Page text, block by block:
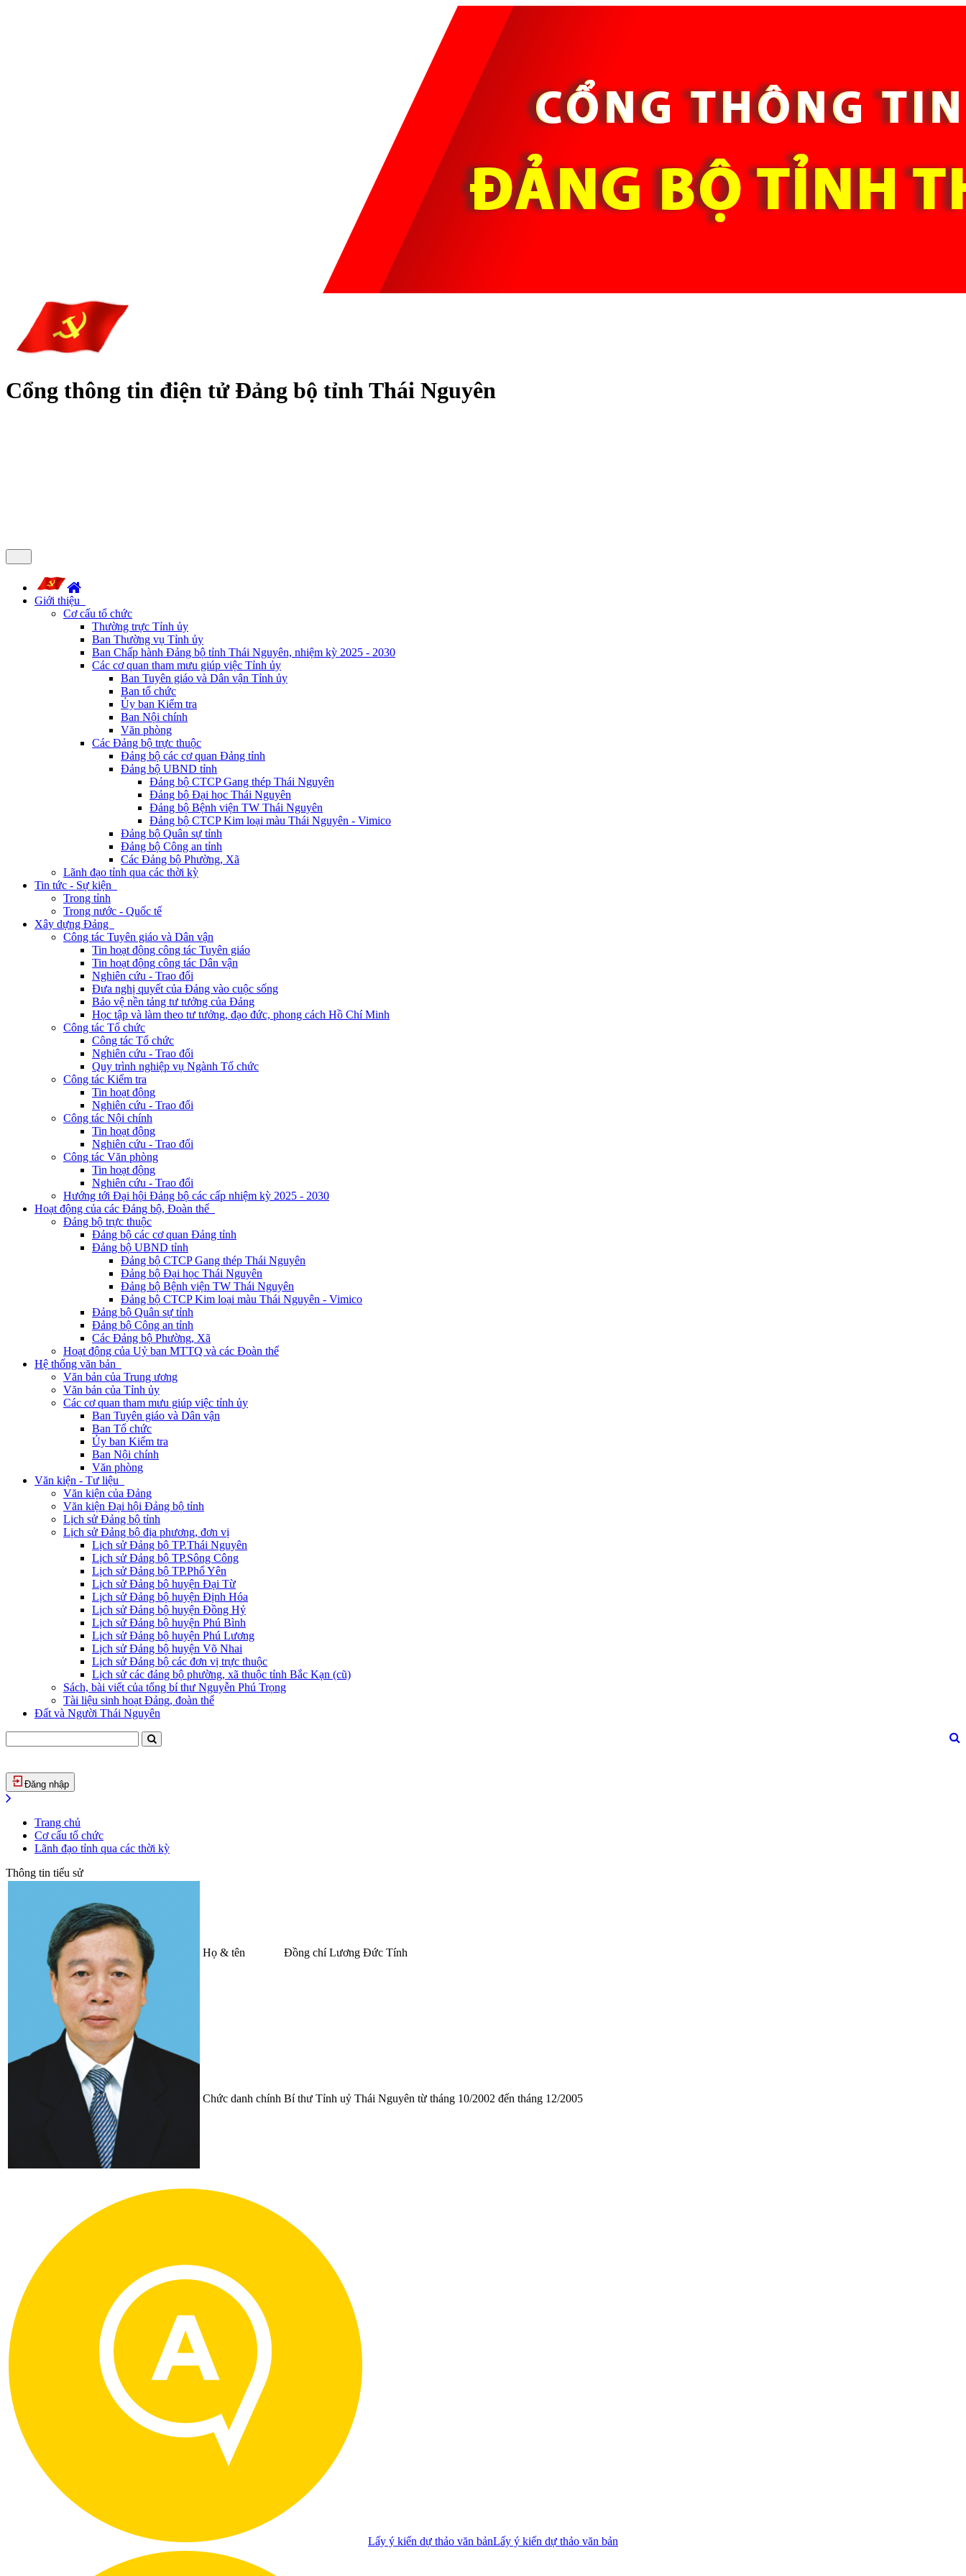
Cổng thông tin điện tử Đảng bộ tỉnh Thái Nguyên
Giới thiệu
Cơ cấu tổ chức
Thường trực Tỉnh ủy
Ban Thường vụ Tỉnh ủy
Ban Chấp hành Đảng bộ tỉnh Thái Nguyên, nhiệm kỳ 2025 - 2030
Các cơ quan tham mưu giúp việc Tỉnh ủy
Ban Tuyên giáo và Dân vận Tỉnh ủy
Ban tổ chức
Ủy ban Kiểm tra
Ban Nội chính
Văn phòng
Các Đảng bộ trực thuộc
Đảng bộ các cơ quan Đảng tỉnh
Đảng bộ UBND tỉnh
Đảng bộ CTCP Gang thép Thái Nguyên
Đảng bộ Đại học Thái Nguyên
Đảng bộ Bệnh viện TW Thái Nguyên
Đảng bộ CTCP Kim loại màu Thái Nguyên - Vimico
Đảng bộ Quân sự tỉnh
Đảng bộ Công an tỉnh
Các Đảng bộ Phường, Xã
Lãnh đạo tỉnh qua các thời kỳ
Tin tức - Sự kiện
Trong tỉnh
Trong nước - Quốc tế
Xây dựng Đảng
Công tác Tuyên giáo và Dân vận
Tin hoạt động công tác Tuyên giáo
Tin hoạt động công tác Dân vận
Nghiên cứu - Trao đổi
Đưa nghị quyết của Đảng vào cuộc sống
Bảo vệ nền tảng tư tưởng của Đảng
Học tập và làm theo tư tưởng, đạo đức, phong cách Hồ Chí Minh
Công tác Tổ chức
Công tác Tổ chức
Nghiên cứu - Trao đổi
Quy trình nghiệp vụ Ngành Tổ chức
Công tác Kiểm tra
Tin hoạt động
Nghiên cứu - Trao đổi
Công tác Nội chính
Tin hoạt động
Nghiên cứu - Trao đổi
Công tác Văn phòng
Tin hoạt động
Nghiên cứu - Trao đổi
Hướng tới Đại hội Đảng bộ các cấp nhiệm kỳ 2025 - 2030
Hoạt động của các Đảng bộ, Đoàn thể
Đảng bộ trực thuộc
Đảng bộ các cơ quan Đảng tỉnh
Đảng bộ UBND tỉnh
Đảng bộ CTCP Gang thép Thái Nguyên
Đảng bộ Đại học Thái Nguyên
Đảng bộ Bệnh viện TW Thái Nguyên
Đảng bộ CTCP Kim loại màu Thái Nguyên - Vimico
Đảng bộ Quân sự tỉnh
Đảng bộ Công an tỉnh
Các Đảng bộ Phường, Xã
Hoạt động của Uỷ ban MTTQ và các Đoàn thể
Hệ thống văn bản
Văn bản của Trung ương
Văn bản của Tỉnh ủy
Các cơ quan tham mưu giúp việc tỉnh ủy
Ban Tuyên giáo và Dân vận
Ban Tổ chức
Ủy ban Kiểm tra
Ban Nội chính
Văn phòng
Văn kiện - Tư liệu
Văn kiện của Đảng
Văn kiện Đại hội Đảng bộ tỉnh
Lịch sử Đảng bộ tỉnh
Lịch sử Đảng bộ địa phương, đơn vị
Lịch sử Đảng bộ TP.Thái Nguyên
Lịch sử Đảng bộ TP.Sông Công
Lịch sử Đảng bộ TP.Phổ Yên
Lịch sử Đảng bộ huyện Đại Từ
Lịch sử Đảng bộ huyện Định Hóa
Lịch sử Đảng bộ huyện Đồng Hỷ
Lịch sử Đảng bộ huyện Phú Bình
Lịch sử Đảng bộ huyện Phú Lương
Lịch sử Đảng bộ huyện Võ Nhai
Lịch sử Đảng bộ các đơn vị trực thuộc
Lịch sử các đảng bộ phường, xã thuộc tỉnh Bắc Kạn (cũ)
Sách, bài viết của tổng bí thư Nguyễn Phú Trọng
Tài liệu sinh hoạt Đảng, đoàn thể
Đất và Người Thái Nguyên
Đăng nhập
Trang chủ
Cơ cấu tổ chức
Lãnh đạo tỉnh qua các thời kỳ
Thông tin tiểu sử
Họ & tên Đồng chí Lương Đức Tính
Chức danh chính Bí thư Tỉnh uỷ Thái Nguyên từ tháng 10/2002 đến tháng 12/2005
Lấy ý kiến dự thảo văn bảnLấy ý kiến dự thảo văn bản